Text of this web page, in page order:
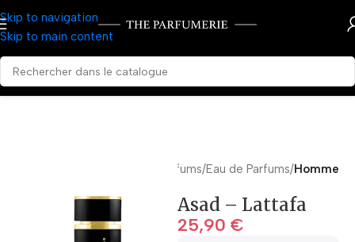
Skip to navigation
Skip to main content
Parfums Eau de Parfums Homme
Asad – Lattafa
25,90 €